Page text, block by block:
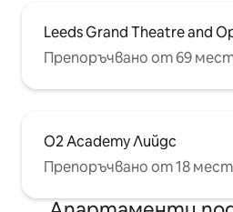
Leeds Grand Theatre and
Препоръчвано от 69
O2 Academy Лийдс
Препоръчвано от 18